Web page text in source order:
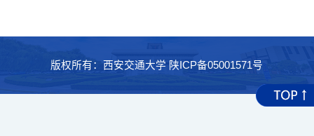
版权所有：西安交通大学 陕ICP备05001571号